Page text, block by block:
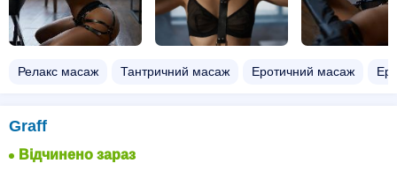
Релакс масаж Тантричний масаж Еротичний масаж
Graff
Відчинено зараз